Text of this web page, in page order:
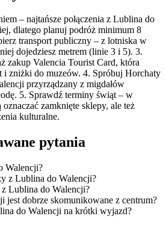
– najtańsze połączenia z Lublina do
dlatego planuj podróż minimum 8
transport publiczny – z lotniska w
dojedziesz metrem (linie 3 i 5). 3.
zakup Valencia Tourist Card, która
i zniżki do muzeów. 4. Spróbuj Horchaty
przyrządzany z migdałów
5. Sprawdź terminy świąt – w
zamknięte sklepy, ale też
kulturalne.
pytania
Walencji?
z Lublina do Walencji?
Lublina do Walencji?
jest dobrze skomunikowane z centrum?
do Walencji na krótki wyjazd?